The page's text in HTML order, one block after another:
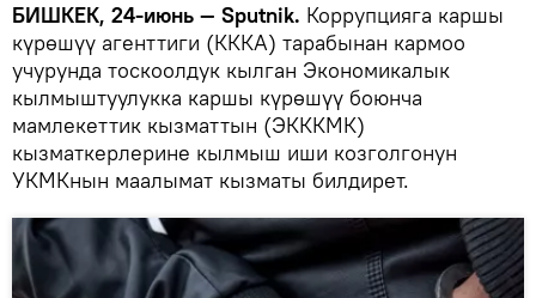
БИШКЕК, 24-июнь — Sputnik. Коррупцияга каршы
күрөшүү агенттиги (КККА) тарабынан кармоо
учурунда тоскоолдук кылган Экономикалык
кылмыштуулукка каршы күрөшүү боюнча
мамлекеттик кызматтын (ЭКККМК)
кызматкерлерине кылмыш иши козголгонун
УКМКнын маалымат кызматы билдирет.